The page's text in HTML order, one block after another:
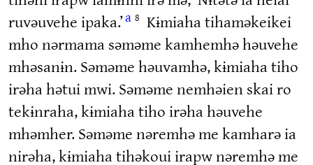
ruvəuvehe ipaka.’a 8
Kɨmiaha tihaməkeikei
mho nərmama səməme kamhemhə həuvehe
mhəsanɨn. Səməme həuvamhə, kɨmiaha tiho
irəha hətui mwi. Səməme nemhəien skai ro
tekɨnraha, kɨmiaha tiho irəha həuvehe
mhəmher. Səməme nəremhə me kamharə ia
nirəha, kɨmiaha tihəkoui irapw nəremhə me